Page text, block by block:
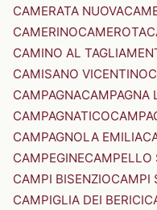
CAMERATA NUOVA
CAMERINOCAMEROTA
CAMINO AL
CAMISANO VICENTINO
CAMPAGNACAMPAGNA
CAMPAGNATICO
CAMPAGNOLA EMILIA
CAMPEGINECAMPELLO
CAMPI BISENZIOCAMPI
CAMPIGLIA DEI BERICI